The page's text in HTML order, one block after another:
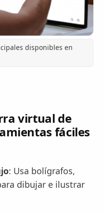
disponibles en
virtual de
fáciles
: Usa bolígrafos,
dibujar e ilustrar